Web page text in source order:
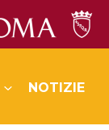
NOTIZIE